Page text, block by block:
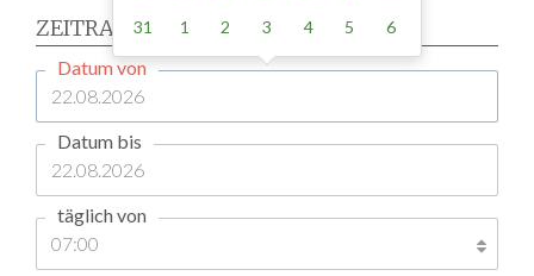
ZEITRAUM
Datum von
Datum bis
täglich von
31
1 2 3 4 5 6